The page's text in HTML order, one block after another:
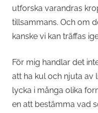
utforska varandras
tillsammans. Och om
kanske vi kan träffas
För mig handlar det
att ha kul och njuta av
lycka i många olika
en att bestämma vad